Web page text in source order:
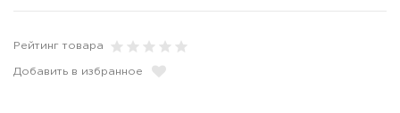
Рейтинг товара
Добавить в избранное